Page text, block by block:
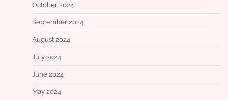
October 2024
September 2024
August 2024
July 2024
June 2024
May 2024